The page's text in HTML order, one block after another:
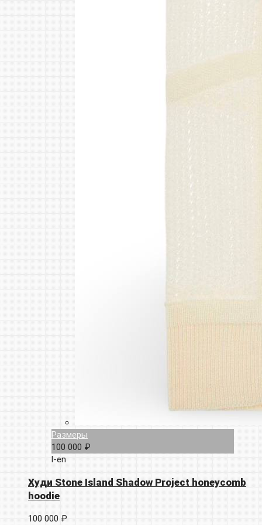
Размеры
100 000 ₽
l-en
Худи Stone Island Shadow Project honeycomb
hoodie
100 000 ₽